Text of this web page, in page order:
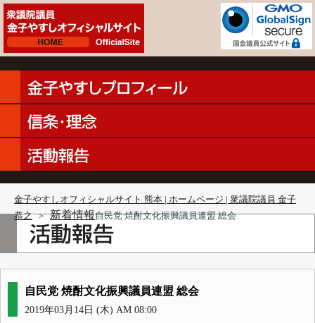
金子やすしオフィシャルサイト 熊本 | ホームページ | 衆議院議員 金子
恭之 ＞ 新着情報自民党 焼酎文化振興議員連盟 総会
自民党 焼酎文化振興議員連盟 総会
2019年03月14日 (木) AM 08:00